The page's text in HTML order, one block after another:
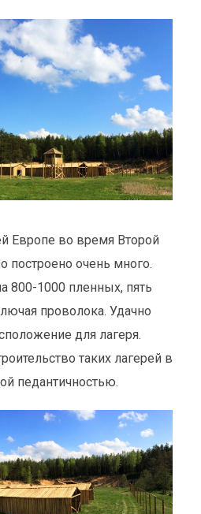
Европе во время Второй
очень много.
800-1000 пленных, пять
проволока. Удачно
для лагеря.
таких лагерей в
педантичностью.